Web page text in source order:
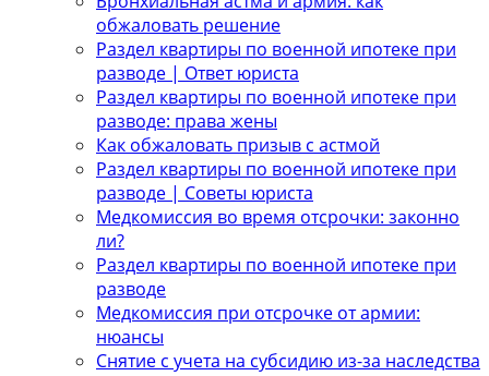
обжаловать решение
Раздел квартиры по военной ипотеке при
разводе | Ответ юриста
Раздел квартиры по военной ипотеке при
разводе: права жены
Как обжаловать призыв с астмой
Раздел квартиры по военной ипотеке при
разводе | Советы юриста
Медкомиссия во время отсрочки: законно
ли?
Раздел квартиры по военной ипотеке при
разводе
Медкомиссия при отсрочке от армии:
нюансы
Снятие с учета на субсидию из-за наследства